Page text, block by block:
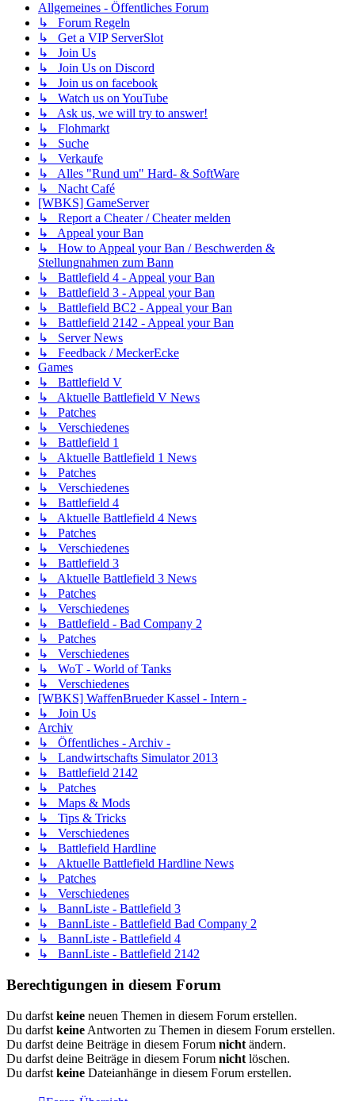
Allgemeines - Öffentliches Forum
↳ Forum Regeln
↳ Get a VIP ServerSlot
↳ Join Us
↳ Join Us on Discord
↳ Join us on facebook
↳ Watch us on YouTube
↳ Ask us, we will try to answer!
↳ Flohmarkt
↳ Suche
↳ Verkaufe
↳ Alles "Rund um" Hard- & SoftWare
↳ Nacht Café
[WBKS] GameServer
↳ Report a Cheater / Cheater melden
↳ Appeal your Ban
↳ How to Appeal your Ban / Beschwerden &
Stellungnahmen zum Bann
↳ Battlefield 4 - Appeal your Ban
↳ Battlefield 3 - Appeal your Ban
↳ Battlefield BC2 - Appeal your Ban
↳ Battlefield 2142 - Appeal your Ban
↳ Server News
↳ Feedback / MeckerEcke
Games
↳ Battlefield V
↳ Aktuelle Battlefield V News
↳ Patches
↳ Verschiedenes
↳ Battlefield 1
↳ Aktuelle Battlefield 1 News
↳ Patches
↳ Verschiedenes
↳ Battlefield 4
↳ Aktuelle Battlefield 4 News
↳ Patches
↳ Verschiedenes
↳ Battlefield 3
↳ Aktuelle Battlefield 3 News
↳ Patches
↳ Verschiedenes
↳ Battlefield - Bad Company 2
↳ Patches
↳ Verschiedenes
↳ WoT - World of Tanks
↳ Verschiedenes
[WBKS] WaffenBrueder Kassel - Intern -
↳ Join Us
Archiv
↳ Öffentliches - Archiv -
↳ Landwirtschafts Simulator 2013
↳ Battlefield 2142
↳ Patches
↳ Maps & Mods
↳ Tips & Tricks
↳ Verschiedenes
↳ Battlefield Hardline
↳ Aktuelle Battlefield Hardline News
↳ Patches
↳ Verschiedenes
↳ BannListe - Battlefield 3
↳ BannListe - Battlefield Bad Company 2
↳ BannListe - Battlefield 4
↳ BannListe - Battlefield 2142
Berechtigungen in diesem Forum
Du darfst keine neuen Themen in diesem Forum erstellen.
Du darfst keine Antworten zu Themen in diesem Forum erstellen.
Du darfst deine Beiträge in diesem Forum nicht ändern.
Du darfst deine Beiträge in diesem Forum nicht löschen.
Du darfst keine Dateianhänge in diesem Forum erstellen.